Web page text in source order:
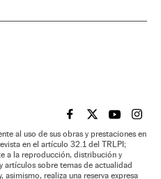
EL PAÍS BRASIL EN
EL PAÍSEL PAÍS
EL
al uso de sus obras y prestaciones en
en el artículo 32.1 del TRLPI;
a la reproducción, distribución y
artículos sobre temas de actualidad
realiza una reserva expresa